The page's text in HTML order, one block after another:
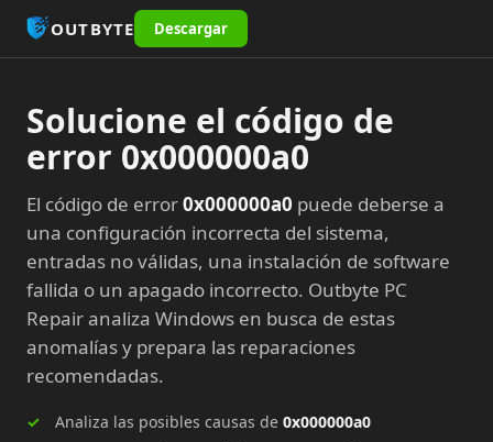
OUTBYTE Descargar
Solucione el código de
error 0x000000a0
El código de error0x000000a0 puede deberse a
una configuración incorrecta del sistema,
entradas no válidas, una instalación de software
fallida o un apagado incorrecto. Outbyte PC
Repair analiza Windows en busca de estas
anomalías y prepara las reparaciones
recomendadas.
Analiza las posibles causas de 0x000000a0